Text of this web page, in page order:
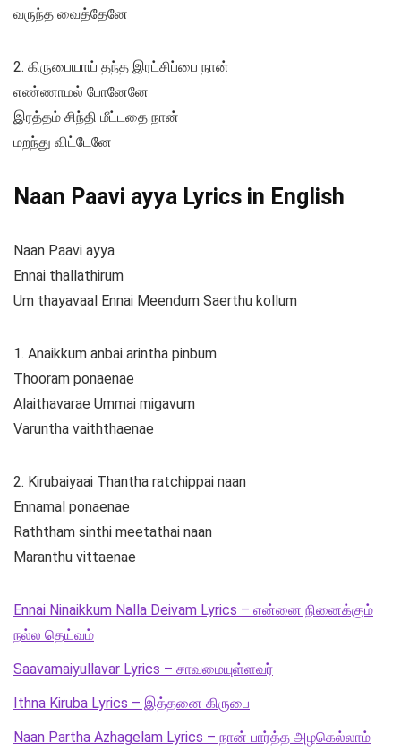
வருந்த வைத்தேனே
2. கிருபையாய் தந்த இரட்சிப்பை நான்
எண்ணாமல் போனேனே
இரத்தம் சிந்தி மீட்டதை நான்
மறந்து விட்டேனே
Naan Paavi ayya Lyrics in English
Naan Paavi ayya
Ennai thallathirum
Um thayavaal Ennai Meendum Saerthu kollum
1. Anaikkum anbai arintha pinbum
Thooram ponaenae
Alaithavarae Ummai migavum
Varuntha vaiththaenae
2. Kirubaiyaai Thantha ratchippai naan
Ennamal ponaenae
Raththam sinthi meetathai naan
Maranthu vittaenae
Ennai Ninaikkum Nalla Deivam Lyrics – என்னை நினைக்கும்
நல்ல தெய்வம்
Saavamaiyullavar Lyrics – சாவமையுள்ளவர்
Ithna Kiruba Lyrics – இத்தனை கிருபை
Naan Partha Azhagelam Lyrics – நான் பார்த்த அழகெல்லாம்